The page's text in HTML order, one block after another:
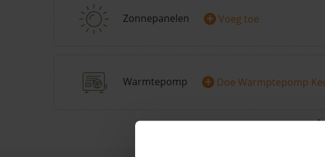
Zonnepanelen + Voeg toe
Warmtepomp + Doe Warmptepomp